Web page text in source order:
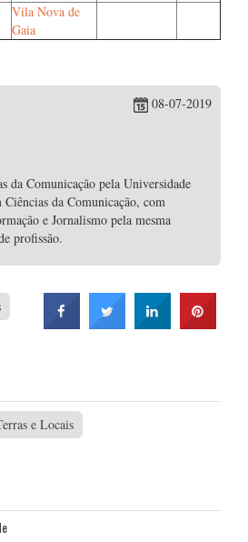
Vila Nova de
Gaia
08-07-2019
da Comunicação pela Universidade
da Comunicação, com
e Jornalismo pela mesma
profissão.
e Locais